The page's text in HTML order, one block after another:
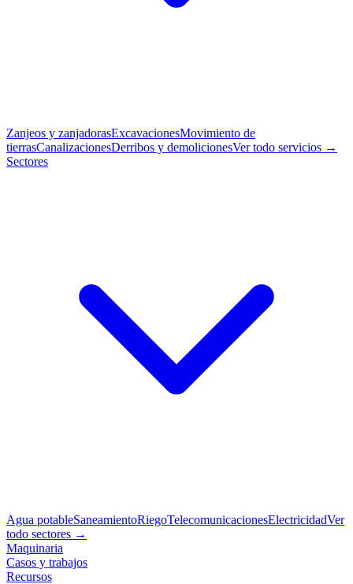
Zanjeos y zanjadorasExcavacionesMovimiento de
tierrasCanalizacionesDerribos y demolicionesVer todo servicios →
Sectores
Agua potableSaneamientoRiegoTelecomunicacionesElectricidadVer
todo sectores →
Maquinaria
Casos y trabajos
Recursos